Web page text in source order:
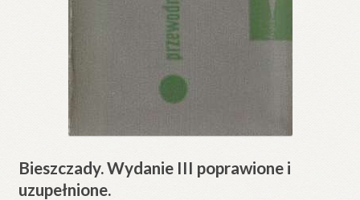
Bieszczady. Wydanie III poprawione i
uzupełnione.